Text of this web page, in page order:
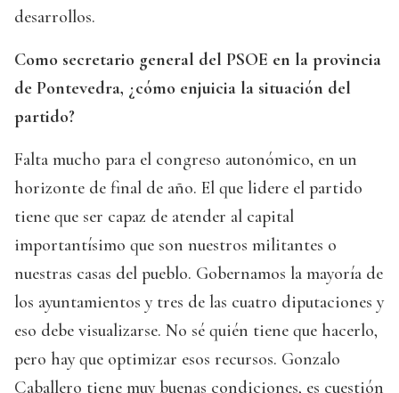
desarrollos.
Como secretario general del PSOE en la provincia
de Pontevedra, ¿cómo enjuicia la situación del
partido?
Falta mucho para el congreso autonómico, en un
horizonte de final de año. El que lidere el partido
tiene que ser capaz de atender al capital
importantísimo que son nuestros militantes o
nuestras casas del pueblo. Gobernamos la mayoría de
los ayuntamientos y tres de las cuatro diputaciones y
eso debe visualizarse. No sé quién tiene que hacerlo,
pero hay que optimizar esos recursos. Gonzalo
Caballero tiene muy buenas condiciones, es cuestión